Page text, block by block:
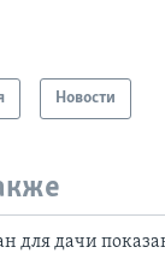
Новости
для дачи